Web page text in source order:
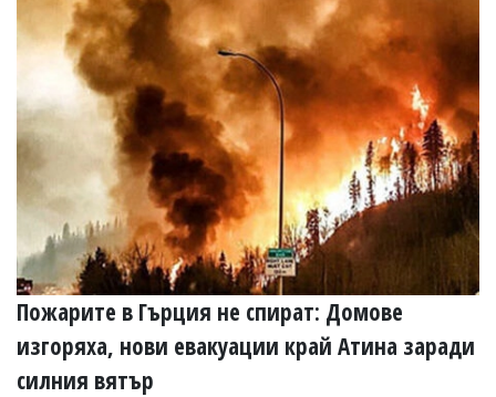
Пожарите в Гърция не спират: Домове
изгоряха, нови евакуации край Атина заради
силния вятър